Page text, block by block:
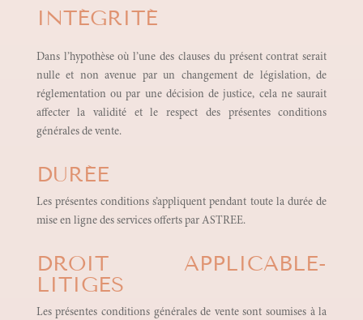
INTÉGRITÉ
Dans l’hypothèse où l’une des clauses du présent contrat serait
nulle et non avenue par un changement de législation, de
réglementation ou par une décision de justice, cela ne saurait
affecter la validité et le respect des présentes conditions
générales de vente.
DURÉE
Les présentes conditions s’appliquent pendant toute la durée de
mise en ligne des services offerts par ASTREE.
DROIT APPLICABLE-
LITIGES
Les présentes conditions générales de vente sont soumises à la